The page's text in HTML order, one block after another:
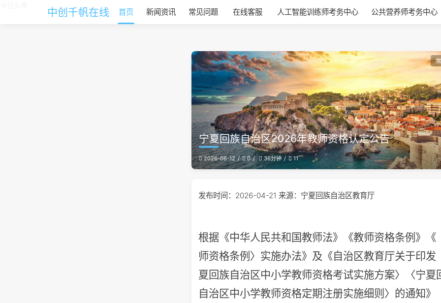
中创千帆在线 首页 新闻资讯 常见问题 在线客服 人工智能训练师考务中心 公共营养师考务中心
宁夏回族自治区2026年教师资格认定公告
2026-06-12 0 36分钟 11
发布时间：2026-04-21 来源：宁夏回族自治区教育厅
根据《中华人民共和国教师法》《教师资格条例》《
师资格条例〉实施办法》及《自治区教育厅关于印发
夏回族自治区中小学教师资格考试实施方案〉〈宁夏
自治区中小学教师资格定期注册实施细则〉的通知》